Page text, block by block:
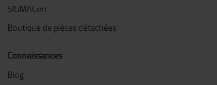
SIGMACert
Boutique de pièces détachées
Connaissances
Blog